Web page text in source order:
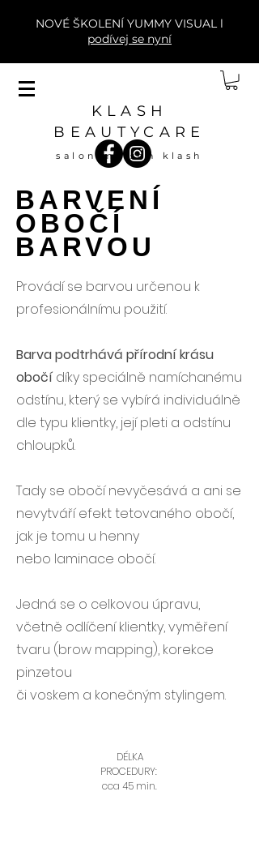
NOVÉ ŠKOLENÍ YUMMY VISUAL l
podívej se nyní
KLASH
BEAUTYCARE
salon maison klash
BARVENÍ
OBOČÍ
BARVOU
Provádí se barvou určenou k
profesionálnímu použití.
Barva podtrhává přírodní krásu
obočí díky speciálně namíchanému
odstínu, který se vybírá individuálně
dle typu klientky, její pleti a odstínu
chloupků.
Tady se obočí nevyčesává a ani se
nevytváří efekt tetovaného obočí,
jak je tomu u henny
nebo laminace obočí.
Jedná se o celkovou úpravu,
včetně odlíčení klientky, vyměření
tvaru (brow mapping), korekce
pinzetou
či voskem a konečným stylingem.
DÉLKA
PROCEDURY:
cca 45 min.